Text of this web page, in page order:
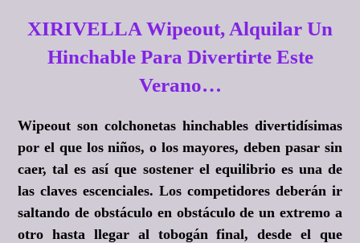
XIRIVELLA Wipeout, Alquilar Un
Hinchable Para Divertirte Este
Verano…
Wipeout son colchonetas hinchables divertidísimas
por el que los niños, o los mayores, deben pasar sin
caer, tal es así que sostener el equilibrio es una de
las claves escenciales. Los competidores deberán ir
saltando de obstáculo en obstáculo de un extremo a
otro hasta llegar al tobogán final, desde el que